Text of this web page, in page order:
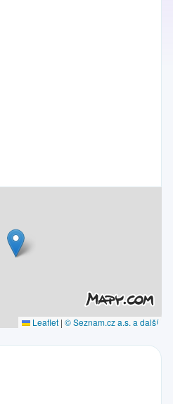
Leaflet | © Seznam.cz a.s. a další